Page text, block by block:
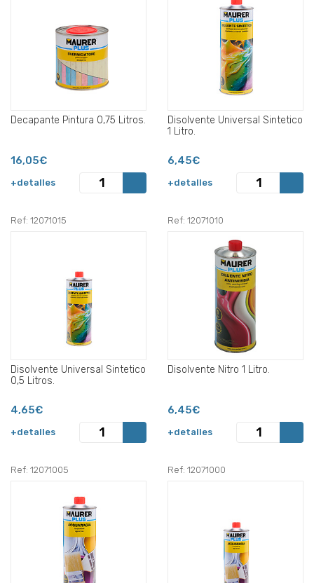
Decapante Pintura 0,75 Litros.
16,05€
+detalles
Disolvente Universal Sintetico
1 Litro.
6,45€
+detalles
Ref: 12071015
Disolvente Universal Sintetico
0,5 Litros.
4,65€
+detalles
Ref: 12071010
Disolvente Nitro 1 Litro.
6,45€
+detalles
Ref: 12071005 Ref: 12071000